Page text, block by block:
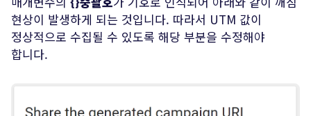
현상이 발생하게 되는 것입니다. 따라서 UTM 값이
정상적으로 수집될 수 있도록 해당 부분을 수정해야
합니다.